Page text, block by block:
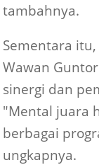
tambahnya.
Sementara
Wawan
sinergi dan
"Mental juara
berbagai
ungkapnya.